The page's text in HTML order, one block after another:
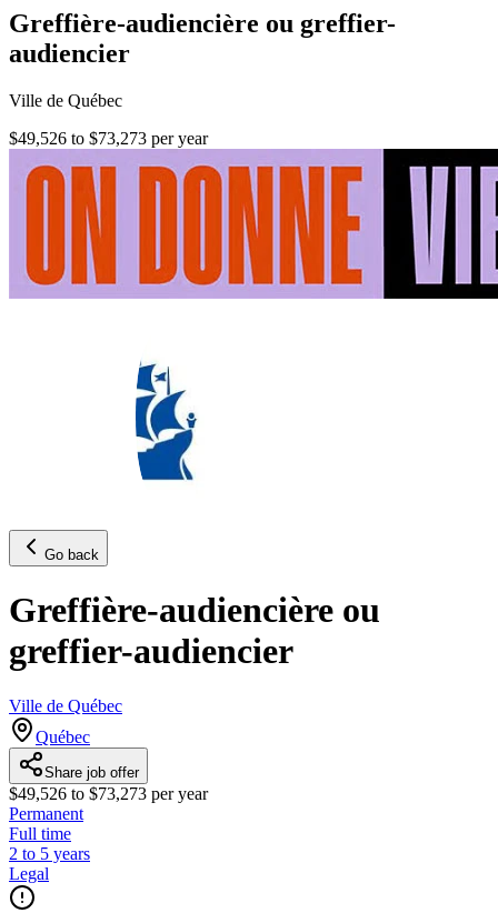
Greffière-audiencière ou greffier-
audiencier
Ville de Québec
$49,526 to $73,273 per year
Go back
Greffière-audiencière ou
greffier-audiencier
Ville de Québec
Québec
Share job offer
$49,526 to $73,273 per year
Permanent
Full time
2 to 5 years
Legal